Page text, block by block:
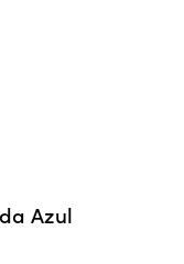
Azul